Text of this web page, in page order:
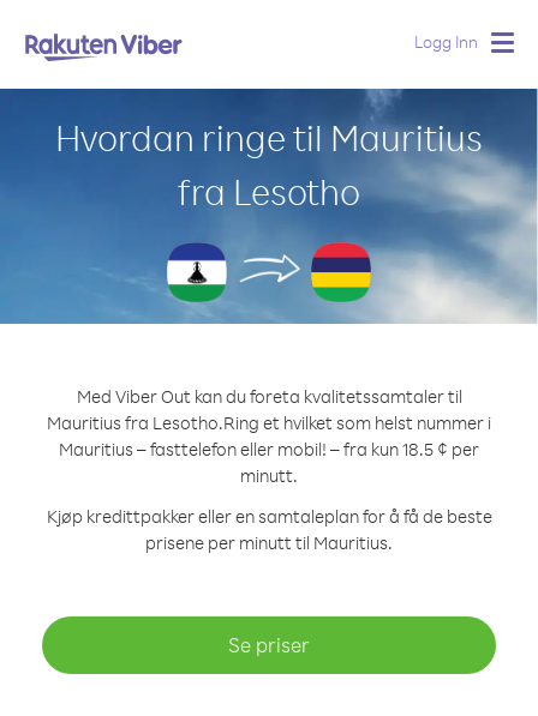
Logg Inn
Hvordan ringe til Mauritius
fra Lesotho
Med Viber Out kan du foreta kvalitetssamtaler til
Mauritius fra Lesotho.Ring et hvilket som helst nummer i
Mauritius – fasttelefon eller mobil! – fra kun 18.5 ¢ per
minutt.
Kjøp kredittpakker eller en samtaleplan for å få de beste
prisene per minutt til Mauritius.
Se priser